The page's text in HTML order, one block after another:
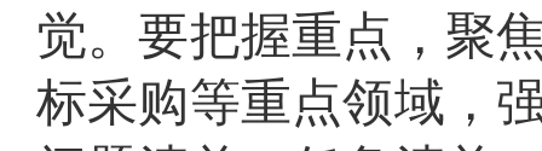
觉。要把握重点，聚
标采购等重点领域，